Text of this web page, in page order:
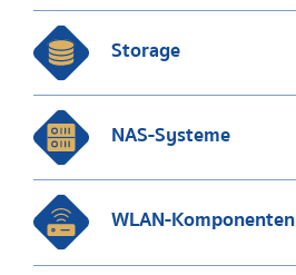
Storage
NAS-Systeme
WLAN-Komponenten